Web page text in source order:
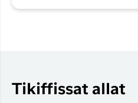
Tikiffissat allat